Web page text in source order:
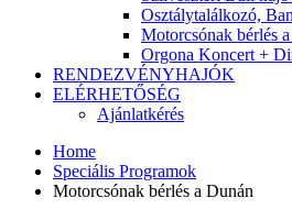
Osztálytalálkozó,
Motorcsónak bérlés
Orgona Koncert +
RENDEZVÉNYHAJÓK
ELÉRHETŐSÉG
Ajánlatkérés
Home
Speciális Programok
Motorcsónak bérlés a Dunán